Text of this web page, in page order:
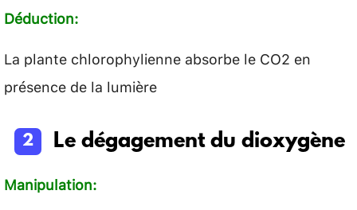
Déduction:
La plante chlorophylienne absorbe le CO2 en
présence de la lumière
Le dégagement du dioxygène
Manipulation: